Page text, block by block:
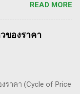
market-
richard-d-wyckoff/
Maker 1) เลือก
างต่อเนื่องเพื่อดูว่า
ด - ที่ต้องเลือกตัวที่
- ต้องมีวินัย ทำตาม
มรู้/สามารถในการ
ที่คุ้นเคย - ห้ามถัว
กเทรดมืออาชีพ -
ก่อน - กินกำไรคำ
นให้ได้มากที่สุด /
อกเพื่อปั้นพอร์ตให้โต
READ MORE
ของราคา
ราคา (Cycle of Price